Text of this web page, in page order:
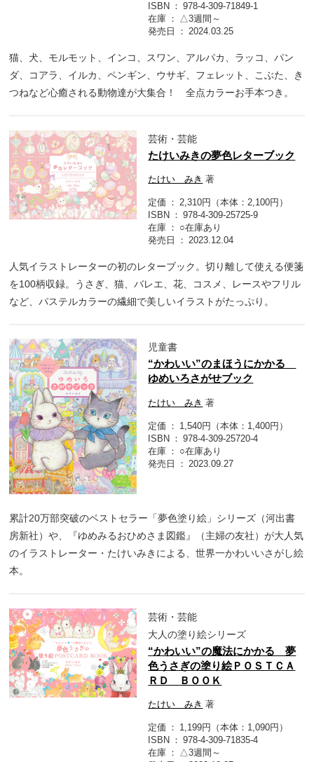
ISBN
978-4-309-71849-1
在庫
△3週間～
発売日
2024.03.25
猫、犬、モルモット、インコ、スワン、アルパカ、ラッコ、パン
ダ、コアラ、イルカ、ペンギン、ウサギ、フェレット、こぶた、き
つねなど心癒される動物達が大集合！ 全点カラーお手本つき。
芸術・芸能
たけいみきの夢色レターブック
たけい みき 著
定価
2,310円（本体：2,100円）
ISBN
978-4-309-25725-9
在庫
○在庫あり
発売日
2023.12.04
人気イラストレーターの初のレターブック。切り離して使える便箋
を100柄収録。うさぎ、猫、バレエ、花、コスメ、レースやフリル
など、パステルカラーの繊細で美しいイラストがたっぷり。
児童書
“かわいい”のまほうにかかる
ゆめいろさがせブック
たけい みき 著
定価
1,540円（本体：1,400円）
ISBN
978-4-309-25720-4
在庫
○在庫あり
発売日
2023.09.27
累計20万部突破のベストセラー「夢色塗り絵」シリーズ（河出書
房新社）や、『ゆめみるおひめさま図鑑』（主婦の友社）が大人気
のイラストレーター・たけいみきによる、世界一かわいいさがし絵
本。
芸術・芸能
大人の塗り絵シリーズ
“かわいい”の魔法にかかる 夢
色うさぎの塗り絵ＰＯＳＴＣＡ
ＲＤ ＢＯＯＫ
たけい みき 著
定価
1,199円（本体：1,090円）
ISBN
978-4-309-71835-4
在庫
△3週間～